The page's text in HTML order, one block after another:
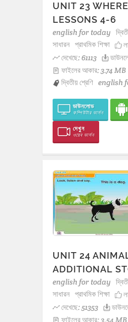
UNIT 23
LESSONS 4-6
english for today
সাধারন প্রাথমিক শিক্ষা
দেখেছে: 61113
ফাইলের আকার: 3.74 MB
দ্বিতীয় শ্রেণি english
ডাউনলোড
কম্পিউটার ভার্সন
দেখুন
ওয়েব ভার্সন
UNIT 24
ADDITIONAL
english for today
সাধারন প্রাথমিক শিক্ষা
দেখেছে: 51353
ফাইলের আকার: 3.54 MB